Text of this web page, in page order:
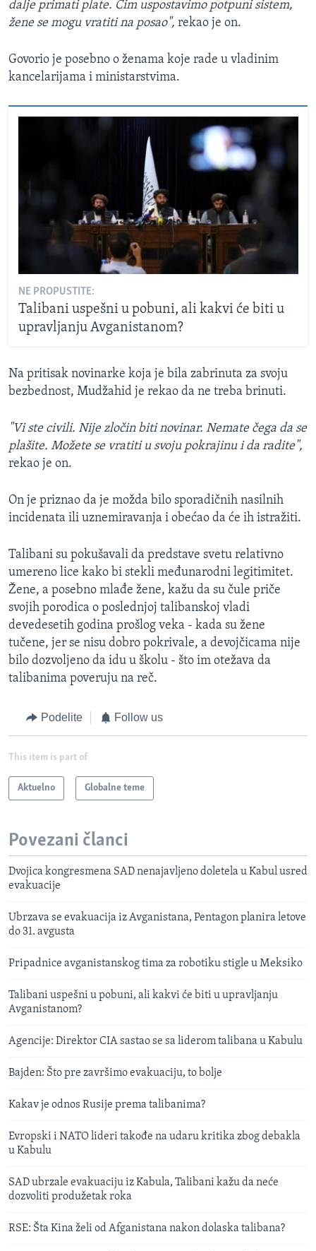
dalje primati plate. Čim uspostavimo potpuni sistem,
žene se mogu vratiti na posao", rekao je on.
Govorio je posebno o ženama koje rade u vladinim
kancelarijama i ministarstvima.
NE PROPUSTITE:
Talibani uspešni u pobuni, ali kakvi će biti u
upravljanju Avganistanom?
Na pritisak novinarke koja je bila zabrinuta za svoju
bezbednost, Mudžahid je rekao da ne treba brinuti.
"Vi ste civili. Nije zločin biti novinar. Nemate čega da se
plašite. Možete se vratiti u svoju pokrajinu i da radite",
rekao je on.
On je priznao da je možda bilo sporadičnih nasilnih
incidenata ili uznemiravanja i obećao da će ih istražiti.
Talibani su pokušavali da predstave svetu relativno
umereno lice kako bi stekli međunarodni legitimitet.
Žene, a posebno mlađe žene, kažu da su čule priče
svojih porodica o poslednjoj talibanskoj vladi
devedesetih godina prošlog veka - kada su žene
tučene, jer se nisu dobro pokrivale, a devojčicama nije
bilo dozvoljeno da idu u školu - što im otežava da
talibanima poveruju na reč.
Podelite Follow us
This item is part of
Aktuelno Globalne teme
Povezani članci
Dvojica kongresmena SAD nenajavljeno doletela u Kabul usred
evakuacije
Ubrzava se evakuacija iz Avganistana, Pentagon planira letove
do 31. avgusta
Pripadnice avganistanskog tima za robotiku stigle u Meksiko
Talibani uspešni u pobuni, ali kakvi će biti u upravljanju
Avganistanom?
Agencije: Direktor CIA sastao se sa liderom talibana u Kabulu
Bajden: Što pre završimo evakuaciju, to bolje
Kakav je odnos Rusije prema talibanima?
Evropski i NATO lideri takođe na udaru kritika zbog debakla
u Kabulu
SAD ubrzale evakuaciju iz Kabula, Talibani kažu da neće
dozvoliti produžetak roka
RSE: Šta Kina želi od Afganistana nakon dolaska talibana?